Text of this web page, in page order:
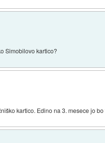
Simobilovo kartico?
kartico. Edino na 3. mesece jo